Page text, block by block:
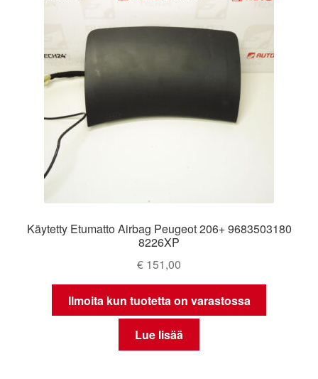
Käytetty Etumatto Airbag Peugeot 206+ 9683503180
8226XP
€ 151,00
Ilmoita kun tuotetta on varastossa
Lue lisää